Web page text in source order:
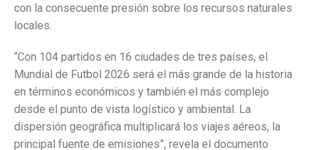
con la consecuente presión sobre los recursos naturales
locales.
“Con 104 partidos en 16 ciudades de tres países, el
Mundial de Futbol 2026 será el más grande de la historia
en términos económicos y también el más complejo
desde el punto de vista logístico y ambiental. La
dispersión geográfica multiplicará los viajes aéreos, la
principal fuente de emisiones”, revela el documento